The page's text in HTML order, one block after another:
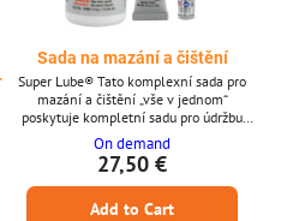
Sada na mazání a čištění
Super Lube® Tato komplexní sada pro
mazání a čištění „vše v jednom“
poskytuje kompletní sadu pro údržbu
vybavení pro 3D tisk. Obsahuje
syntetické mazivo s PTFE, syntetický olej
s PTFE a čistič schválený NSF A1, ideální
pro udržení hladkého a čistého chodu
pohyblivých částí. S touto sadou můžete
On demand
27,50 €
Add to Cart